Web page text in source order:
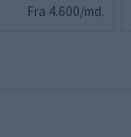
Fra 4.600/md.